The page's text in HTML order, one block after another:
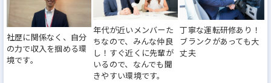
・Google口コミ★4.5以上の高評価
・地域密着＆豊富な物件数で自信を持っておすすめ
できます
・「ありがとう！」の言葉が嬉しい職場です
社歴に関係なく、自分
の力で収入を掴める環
境です。
年代が近いメンバーた
ちなので、みんな仲良
し！すぐ近くに先輩が
いるので、なんでも聞
きやすい環境です。
丁寧な運転研修あり！
ブランクがあっても大
丈夫